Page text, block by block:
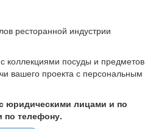
ресторанной индустрии
коллекциями посуды и предметов
вашего проекта с персональным
юридическими лицами и по
по телефону.